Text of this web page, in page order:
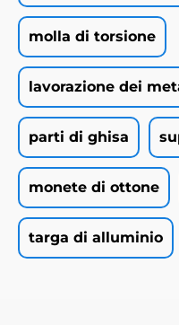
molla di torsione
lavorazione dei
parti di ghisa
monete di ottone
targa di alluminio